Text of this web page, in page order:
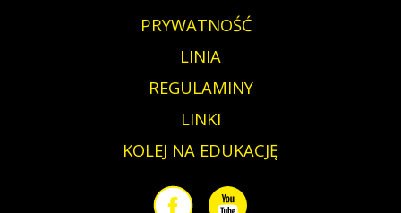
PRYWATNOŚĆ
LINIA
REGULAMINY
LINKI
KOLEJ NA EDUKACJĘ
Facebook
Youtube